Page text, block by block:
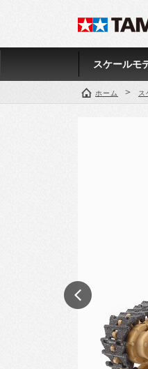
スケールモ
ホーム > ス